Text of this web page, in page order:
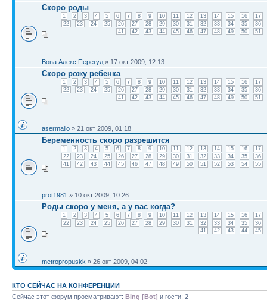
Скоро роды
1 2 3 4 5 6 7 8 9 10 11 12 13 14 15 16
17
22
23 24 25 26 27 28 29 30 31 32 33 34 35
36
41
42 43 44 45 46 47 48 49 50 51
Вова Алекс Перегуд » 17 окт 2009, 12:13
Скоро рожу ребенка
1 2 3 4 5 6 7 8 9 10 11 12 13 14 15 16
17
22
23 24 25 26 27 28 29 30 31 32 33 34 35
36
41
42 43 44 45 46 47 48 49 50 51
asermallo » 21 окт 2009, 01:18
Беременность скоро разрешится
1 2 3 4 5 6 7 8 9 10 11 12 13 14 15 16
17
22
23 24 25 26 27 28 29 30 31 32 33 34 35
36
41
42 43 44 45 46 47 48 49 50 51 52 53 54 55
prot1981 » 10 окт 2009, 10:26
Роды скоро у меня, а у вас когда?
1 2 3 4 5 6 7 8 9 10 11 12 13 14 15 16
17
22
23 24 25 26 27 28 29 30 31 32 33 34 35
36
41
42 43 44 45
metropropuskk » 26 окт 2009, 04:02
КТО СЕЙЧАС НА КОНФЕРЕНЦИИ
Сейчас этот форум просматривают: Bing [Bot] и гости: 2